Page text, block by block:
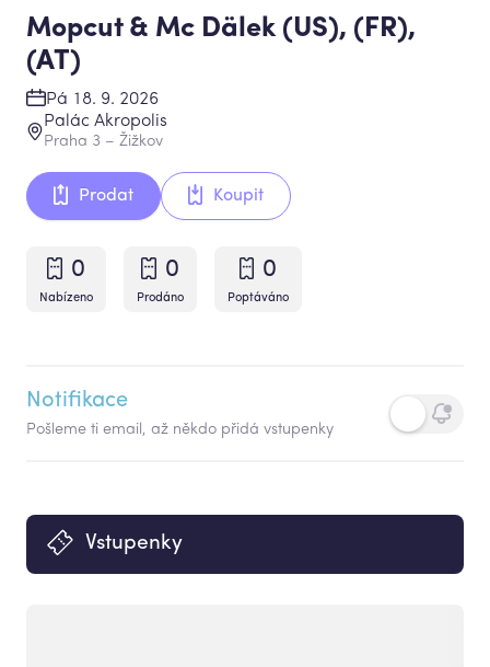
Mopcut & Mc Dälek (US), (FR),
(AT)
Pá 18. 9. 2026
Palác Akropolis
Praha 3 – Žižkov
Prodat Koupit
0
Nabízeno
0
Prodáno
0
Poptáváno
Notifikace
Pošleme ti email, až někdo přidá vstupenky
Vstupenky